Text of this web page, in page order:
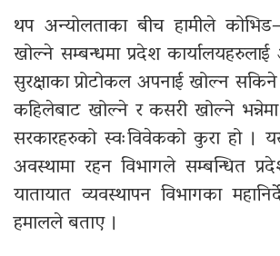
थप अन्योलताका बीच हामीले
खोल्ने सम्बन्धमा प्रदेश
सुरक्षाका प्रोटोकल अपनाई खोल्न
कहिलेबाट खोल्ने र कसरी खोल्ने
सरकारहरुको स्वःविवेकको कुरा हो ।
अवस्थामा रहन विभागले सम्बन्धित
यातायात व्यवस्थापन विभागका
हमालले बताए ।